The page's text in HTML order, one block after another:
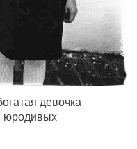
девочка
юродивых